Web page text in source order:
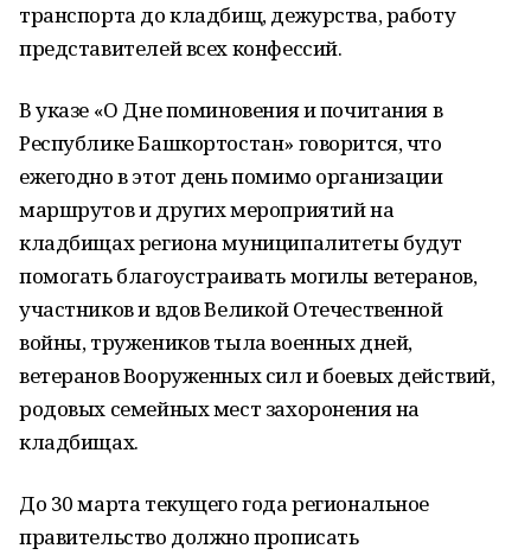
транспорта до кладбищ, дежурства, работу
представителей всех конфессий.
В указе «О Дне поминовения и почитания в
Республике Башкортостан» говорится, что
ежегодно в этот день помимо организации
маршрутов и других мероприятий на
кладбищах региона муниципалитеты будут
помогать благоустраивать могилы ветеранов,
участников и вдов Великой Отечественной
войны, тружеников тыла военных дней,
ветеранов Вооруженных сил и боевых действий,
родовых семейных мест захоронения на
кладбищах.
До 30 марта текущего года региональное
правительство должно прописать